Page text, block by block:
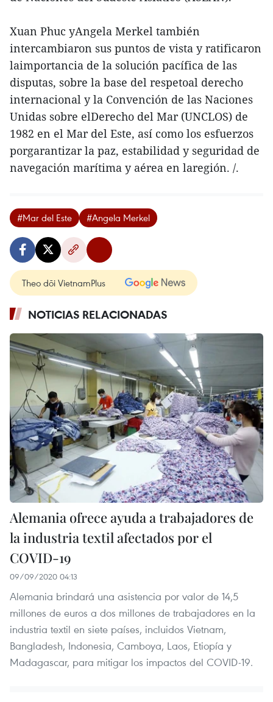
Xuan Phuc yAngela Merkel también
intercambiaron sus puntos de vista y ratificaron
laimportancia de la solución pacífica de las
disputas, sobre la base del respetoal derecho
internacional y la Convención de las Naciones
Unidas sobre elDerecho del Mar (UNCLOS) de
1982 en el Mar del Este, así como los esfuerzos
porgarantizar la paz, estabilidad y seguridad de
navegación marítima y aérea en laregión. /.
#Mar del Este #Angela Merkel
Theo dõi VietnamPlus
NOTICIAS RELACIONADAS
Alemania ofrece ayuda a trabajadores de
la industria textil afectados por el
COVID-19
09/09/2020 04:13
Alemania brindará una asistencia por valor de 14,5
millones de euros a dos millones de trabajadores en la
industria textil en siete países, incluidos Vietnam,
Bangladesh, Indonesia, Camboya, Laos, Etiopía y
Madagascar, para mitigar los impactos del COVID-19.